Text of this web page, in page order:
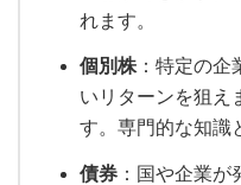
れます。
個別株：特定の企
いリターンを狙え
す。専門的な知識
債券 ：国や企業